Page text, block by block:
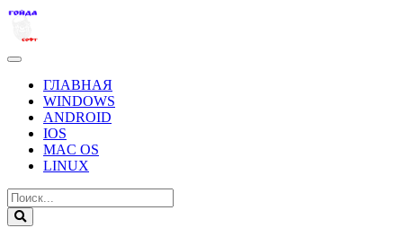
ГЛАВНАЯ
WINDOWS
ANDROID
IOS
MAC OS
LINUX